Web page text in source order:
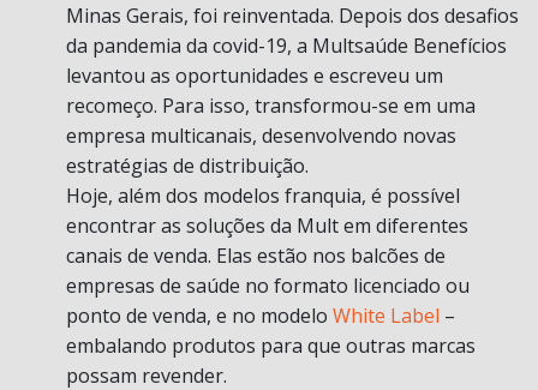
Minas Gerais, foi reinventada. Depois dos desafios
da pandemia da covid-19, a Multsaúde Benefícios
levantou as oportunidades e escreveu um
recomeço. Para isso, transformou-se em uma
empresa multicanais, desenvolvendo novas
estratégias de distribuição.
Hoje, além dos modelos franquia, é possível
encontrar as soluções da Mult em diferentes
canais de venda. Elas estão nos balcões de
empresas de saúde no formato licenciado ou
ponto de venda, e no modelo White Label –
embalando produtos para que outras marcas
possam revender.